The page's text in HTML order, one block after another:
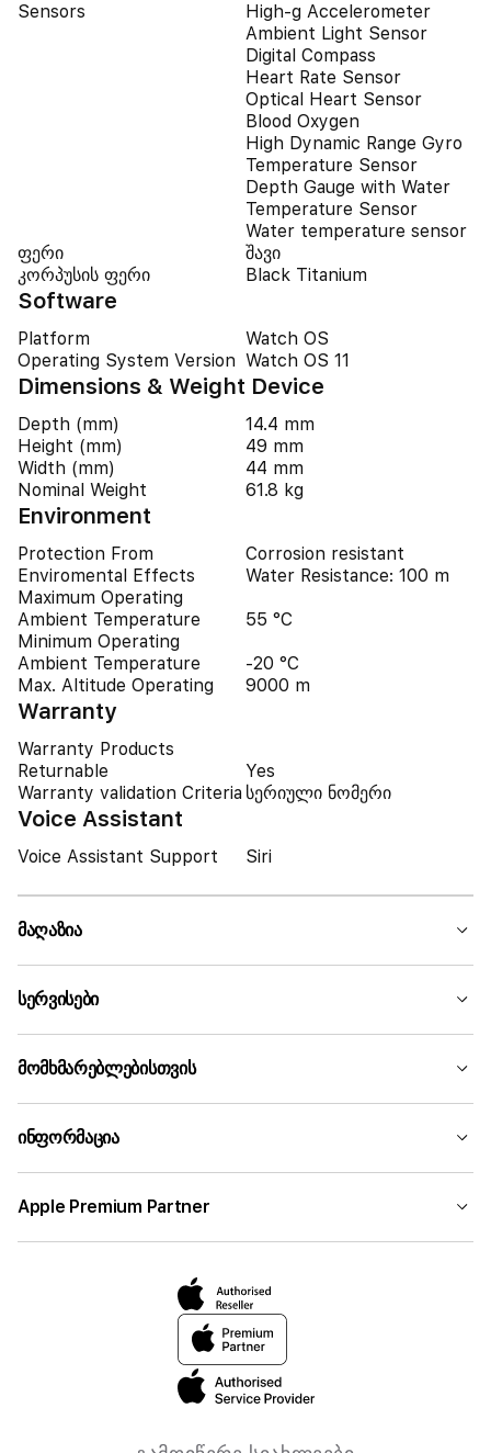
Sensors
High-g Accelerometer
Ambient Light Sensor
Digital Compass
Heart Rate Sensor
Optical Heart Sensor
Blood Oxygen
High Dynamic Range Gyro
Temperature Sensor
Depth Gauge with Water
Temperature Sensor
Water temperature sensor
ფერი
შავი
კორპუსის ფერი
Black Titanium
Software
Platform
Watch OS
Operating System Version Watch OS 11
Dimensions & Weight Device
Depth (mm)
14.4 mm
Height (mm)
49 mm
Width (mm)
44 mm
Nominal Weight
61.8 kg
Environment
Protection From
Enviromental Effects
Corrosion resistant
Water Resistance: 100 m
Maximum Operating
Ambient Temperature
55 °C
Minimum Operating
Ambient Temperature
-20 °C
Max. Altitude Operating
9000 m
Warranty
Warranty Products
Returnable
Yes
Warranty validation Criteria სერიული ნომერი
Voice Assistant
Voice Assistant Support Siri
მაღაზია
სერვისები
მომხმარებლებისთვის
ინფორმაცია
Apple Premium Partner